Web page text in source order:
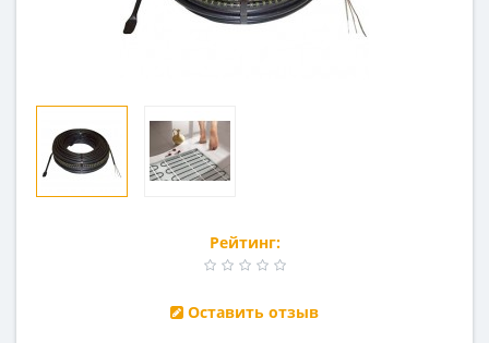
Рейтинг:
Оставить отзыв